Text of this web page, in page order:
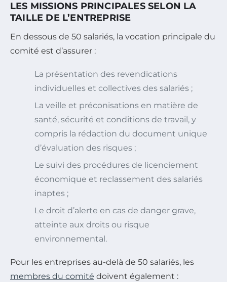
LES MISSIONS PRINCIPALES SELON LA
TAILLE DE L’ENTREPRISE
En dessous de 50 salariés, la vocation principale du
comité est d’assurer :
La présentation des revendications
individuelles et collectives des salariés ;
La veille et préconisations en matière de
santé, sécurité et conditions de travail, y
compris la rédaction du document unique
d’évaluation des risques ;
Le suivi des procédures de licenciement
économique et reclassement des salariés
inaptes ;
Le droit d’alerte en cas de danger grave,
atteinte aux droits ou risque
environnemental.
Pour les entreprises au-delà de 50 salariés, les
membres du comité doivent également :